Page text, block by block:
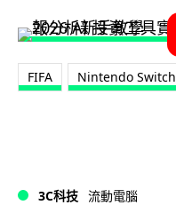
FIFA Nintendo Switch
3C科技 流動電腦